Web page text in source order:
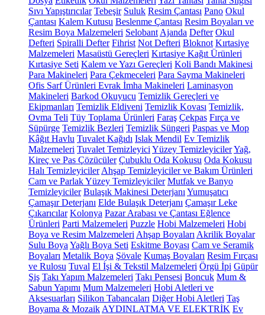
Sıvı Yapıştırıcılar Tebeşir Suluk Resim Çantası Pano Okul
Çantası Kalem Kutusu Beslenme Çantası Resim Boyaları ve
Resim Boya Malzemeleri Selobant Ajanda Defter Okul
Defteri Spiralli Defter Fihrist Not Defteri Bloknot Kırtasiye
Malzemeleri Masaüstü Gereçleri Kırtasiye Kağıt Ürünleri
Kırtasiye Seti Kalem ve Yazı Gereçleri Koli Bandı Makinesi
Para Makineleri Para Çekmeceleri Para Sayma Makineleri
Ofis Sarf Ürünleri Evrak İmha Makineleri Laminasyon
Makineleri Barkod Okuyucu Temizlik Gereçleri ve
Ekipmanları Temizlik Eldiveni Temizlik Kovası Temizlik,
Ovma Teli Tüy Toplama Ürünleri Faraş Çekpas Fırça ve
Süpürge Temizlik Bezleri Temizlik Süngeri Paspas ve Mop
Kâğıt Havlu Tuvalet Kağıdı Islak Mendil Ev Temizlik
Malzemeleri Tuvalet Temizleyici Yüzey TemizleyicilerYağ,
Kireç ve Pas Çözücüler Çubuklu Oda Kokusu Oda Kokusu
Halı Temizleyiciler Ahşap Temizleyiciler ve Bakım Ürünleri
Cam ve Parlak Yüzey Temizleyiciler Mutfak ve Banyo
Temizleyiciler Bulaşık Makinesi Deterjanı Yumuşatıcı
Çamaşır Deterjanı Elde Bulaşık Deterjanı Çamaşır Leke
Çıkarıcılar Kolonya Pazar Arabası ve Çantası Eğlence
Ürünleri Parti Malzemeleri Puzzle Hobi Malzemeleri Hobi
Boya ve Resim Malzemeleri Ahşap Boyaları Akrilik Boyalar
Sulu Boya Yağlı Boya Seti Eskitme Boyası Cam ve Seramik
Boyaları Metalik Boya Şövale Kumaş Boyaları Resim Fırçası
ve Rulosu Tuval El İşi & Tekstil Malzemeleri Örgü İpi Güpür
Şiş Takı Yapım Malzemeleri Takı Pensesi Boncuk Mum &
Sabun Yapımı Mum Malzemeleri Hobi Aletleri ve
Aksesuarları Silikon Tabancaları Diğer Hobi Aletleri Taş
Boyama & Mozaik AYDINLATMA VE ELEKTRİK Ev